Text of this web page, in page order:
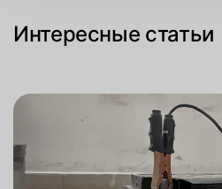
Интересные статьи